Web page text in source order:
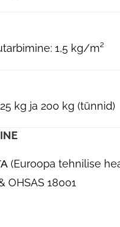
1,5 kg/m²
kg ja 200 kg (tünnid)
(Euroopa tehnilise
OHSAS 18001